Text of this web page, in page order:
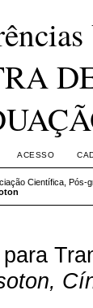
ACESSO
Científica, Pós-